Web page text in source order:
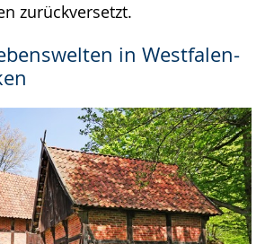
zurückversetzt.
in Westfalen-